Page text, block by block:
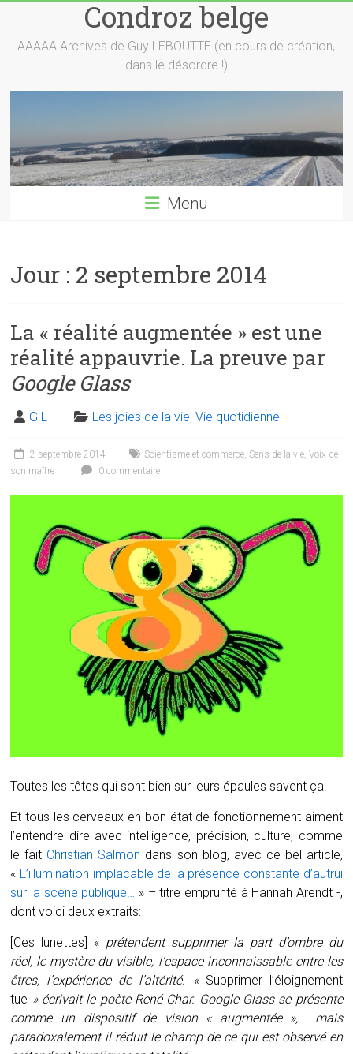
content
Condroz belge
AAAAA Archives de Guy LEBOUTTE (en cours de création,
dans le désordre !)
Menu
Jour : 2 septembre 2014
La « réalité augmentée » est une
réalité appauvrie. La preuve par
Google Glass
G L Les joies de la vie,Vie quotidienne
2 septembre 2014 Scientisme et commerce, Sens de la vie,Voix de
son maître
0 commentaire
Toutes les têtes qui sont bien sur leurs épaules savent ça.
Et tous les cerveaux en bon état de fonctionnement aiment
l’entendre dire avec intelligence, précision, culture, comme
le fait Christian Salmon dans son blog, avec ce bel article,
« L’illumination implacable de la présence constante d’autrui
sur la scène publique… » – titre emprunté à Hannah Arendt -,
dont voici deux extraits:
[Ces lunettes] « prétendent supprimer la part d’ombre du
réel, le mystère du visible, l’espace inconnaissable entre les
êtres, l’expérience de l’altérité. « Supprimer l’éloignement
tue » écrivait le poète René Char. Google Glass se présente
comme un dispositif de vision « augmentée », mais
paradoxalement il réduit le champ de ce qui est observé en